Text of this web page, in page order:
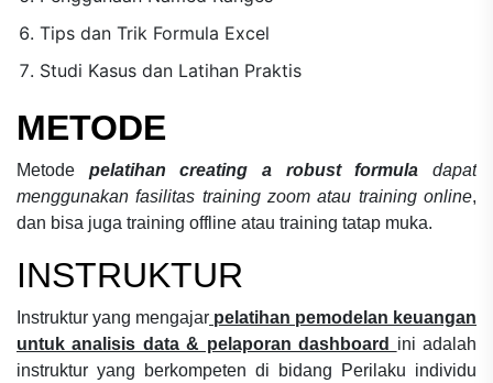
Tips dan Trik Formula Excel
Studi Kasus dan Latihan Praktis
METODE
Metode pelatihan creating a robust formula
dapat
menggunakan fasilitas training zoom atau training online,
dan bisa juga training offline atau training tatap muka.
INSTRUKTUR
Instruktur yang mengajar pelatihan pemodelan keuangan
untuk analisis data & pelaporan dashboard ini adalah
instruktur yang berkompeten di bidang
Perilaku individu